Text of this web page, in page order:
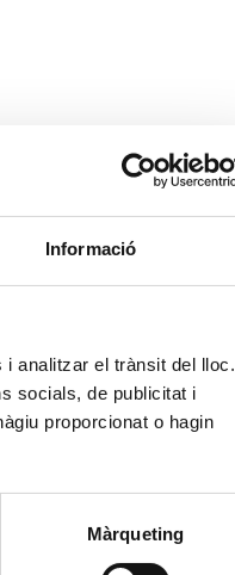
Informació
analitzar el trànsit del lloc.
socials, de publicitat i
proporcionat o hagin
Màrqueting